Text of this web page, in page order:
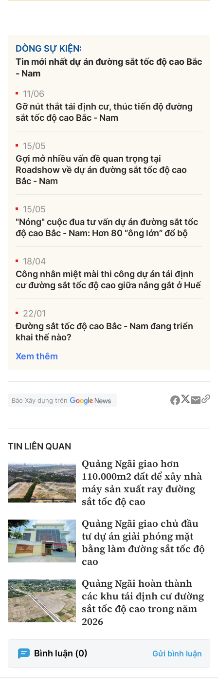
DÒNG SỰ KIỆN:
Tin mới nhất dự án đường sắt tốc độ cao Bắc
- Nam
11/06
Gỡ nút thắt tái định cư, thúc tiến độ đường
sắt tốc độ cao Bắc - Nam
15/05
Gợi mở nhiều vấn đề quan trọng tại
Roadshow về dự án đường sắt tốc độ cao
Bắc - Nam
15/05
"Nóng" cuộc đua tư vấn dự án đường sắt tốc
độ cao Bắc - Nam: Hơn 80 “ông lớn” đổ bộ
18/04
Công nhân miệt mài thi công dự án tái định
cư đường sắt tốc độ cao giữa nắng gắt ở Huế
22/01
Đường sắt tốc độ cao Bắc - Nam đang triển
khai thế nào?
Xem thêm
Báo Xây dựng trên
TIN LIÊN QUAN
Quảng Ngãi giao hơn
110.000m2 đất để xây nhà
máy sản xuất ray đường
sắt tốc độ cao
Quảng Ngãi giao chủ đầu
tư dự án giải phóng mặt
bằng làm đường sắt tốc độ
cao
Quảng Ngãi hoàn thành
các khu tái định cư đường
sắt tốc độ cao trong năm
2026
Bình luận (0) Gửi bình luận